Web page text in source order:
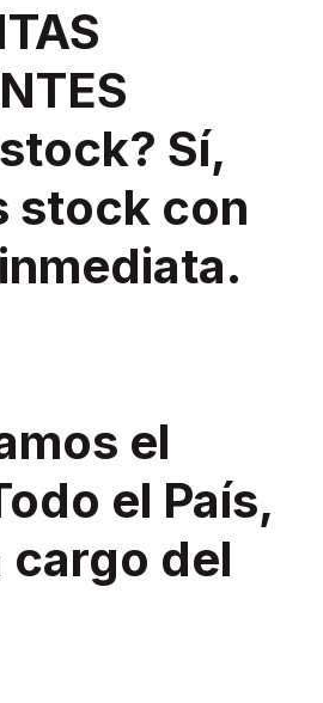
Sí,
stock con
el
el País,
cargo del